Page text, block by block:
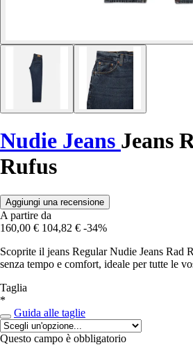
Nudie Jeans Jeans
Rufus
Aggiungi una recensione
A partire da
160,00 € 104,82 € -34%
Scoprite il jeans Regular Nudie Jeans Rad
senza tempo e comfort, ideale per tutte le
Taglia
*
Guida alle taglie
Questo campo è obbligatorio